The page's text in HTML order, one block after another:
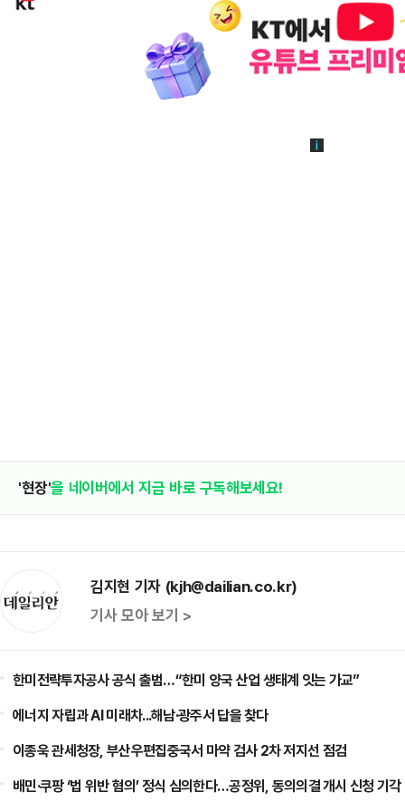
'현장'을 네이버에서 지금 바로 구독해보세요!
김지현 기자 (kjh@dailian.co.kr)
기사 모아 보기 >
한미전략투자공사 공식 출범…“한미 양국 산업 생태계 잇는 가교”
에너지 자립과 AI 미래차...해남·광주서 답을 찾다
이종욱 관세청장, 부산우편집중국서 마약 검사 2차 저지선 점검
배민·쿠팡 ‘법 위반 혐의’ 정식 심의한다…공정위, 동의의결 개시 신청 기각